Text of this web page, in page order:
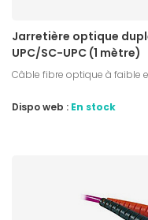
Jarretière optique
UPC/SC-UPC (1 mètre)
Câble fibre optique à faible
Dispo web : En stock